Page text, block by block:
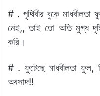
# . পৃথিবীর বুকে মাধবীলতা
নেই,, তাই তো অতি মুগ্ধ
করি।
# . ফুটেছে মাধবীলতা ফুল,
অবসাদ!!